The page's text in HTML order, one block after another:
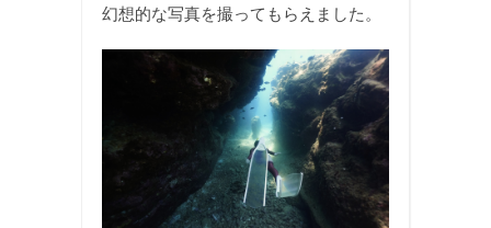
幻想的な写真を撮ってもらえました。